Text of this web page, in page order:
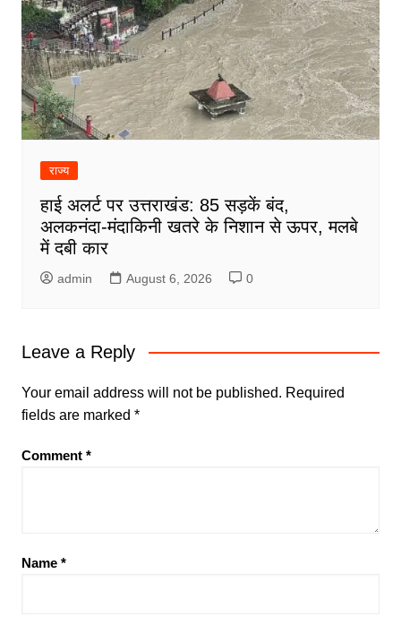
राज्य
हाई अलर्ट पर उत्तराखंड: 85 सड़कें बंद,
अलकनंदा-मंदाकिनी खतरे के निशान से ऊपर, मलबे
में दबी कार
admin August 6, 2026 0
Leave a Reply
Your email address will not be published. Required
fields are marked *
Comment *
Name *